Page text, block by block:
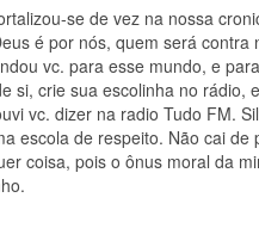
se de vez na nossa
é por nós, quem será
vc. para esse mundo, e
si, crie sua escolinha no
vc. dizer na radio Tudo FM.
escola de respeito. Não cai
coisa, pois o ônus moral da